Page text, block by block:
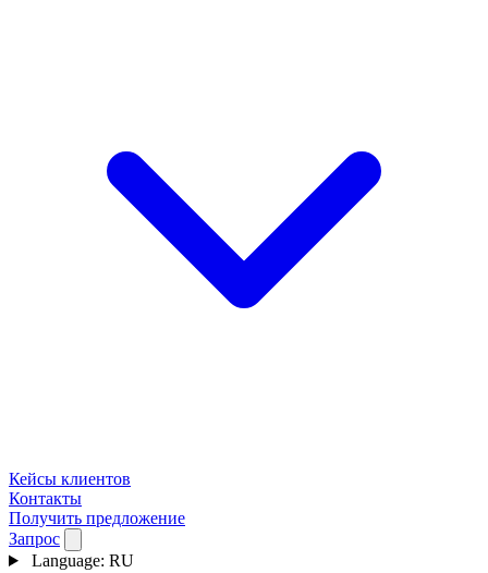
Кейсы клиентов
Контакты
Получить предложение
Запрос
Language: RU